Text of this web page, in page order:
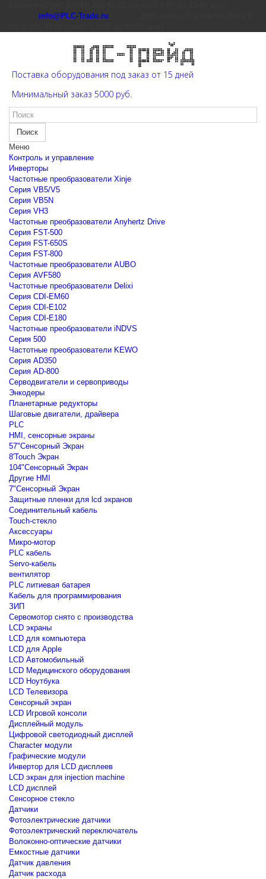
info@PLC-Trade.ru
Поставка оборудования под заказ от 15 дней
Минимальный заказ 5000 руб.
Поиск
Меню
Контроль и управление
Инверторы
Частотные преобразователи Xinje
Cерия VB5/V5
Cерия VB5N
Cерия VH3
Частотные преобразователи Anyhertz Drive
Серия FST-500
Серия FST-650S
Серия FST-800
Частотные преобразователи AUBO
Серия AVF580
Частотные преобразователи Delixi
Серия CDI-EM60
Серия CDI-E102
Серия CDI-E180
Частотные преобразователи iNDVS
Серия 500
Частотные преобразователи KEWO
Серия AD350
Серия AD-800
Серводвигатели и сервоприводы
Энкодеры
Планетарные редукторы
Шаговые двигатели, драйвера
PLC
HMI, сенсорные экраны
57"Сенсорный Экран
8'Touch Экран
104"Сенсорный Экран
Другие HMI
7"Сенсорный Экран
Защитные пленки для lcd экранов
Соединительный кабель
Touch-стекло
Аксессуары
Микро-мотор
PLC кабель
Servo-кабель
вентилятор
PLC литиевая батарея
Кабель для программирования
ЗИП
Сервомотор снято с производства
LCD экраны
LCD для компьютера
LCD для Apple
LCD Автомобильный
LCD Медицинского оборудования
LCD Ноутбука
LCD Телевизора
Сенсорный экран
LCD Игровой консоли
Дисплейный модуль
Цифровой светодиодный дисплей
Сharacter модули
Графические модули
Инвертор для LCD дисплеев
LCD экран для injection machine
LCD дисплей
Сенсорное стекло
Датчики
Фотоэлектрические датчики
Фотоэлектрический переключатель
Волоконно-оптические датчики
Емкостные датчики
Датчик давления
Датчик расхода